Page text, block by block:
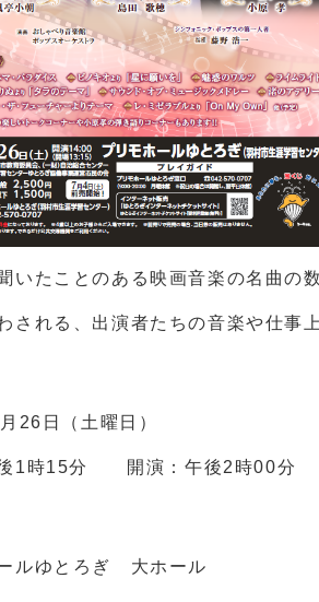
いたことのある映画音楽の名曲の
される、出演者たちの音楽や仕事
26日（土曜日）
後1時15分 開演：午後2時00分
ルゆとろぎ 大ホール